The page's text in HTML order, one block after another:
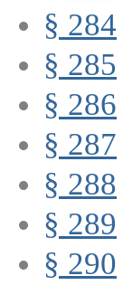
§ 284
§ 285
§ 286
§ 287
§ 288
§ 289
§ 290